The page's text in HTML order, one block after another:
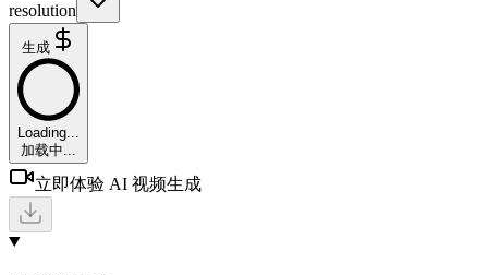
resolution
生成
Loading...
加载中...
立即体验 AI 视频生成